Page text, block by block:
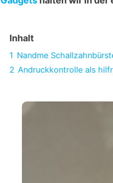
Inhalt
1 Nandme
2 Andruckkontrolle als